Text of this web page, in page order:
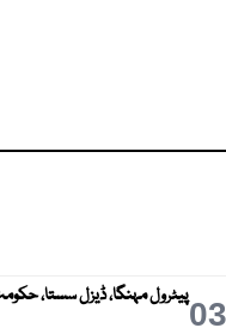
03پیٹرول مہنگا، ڈیزل سستا،